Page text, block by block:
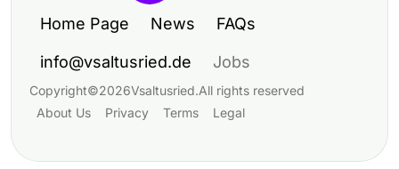
Home Page News FAQs
info@vsaltusried.de Jobs
Copyright©2026Vsaltusried.All rights reserved
About Us
Privacy Terms Legal